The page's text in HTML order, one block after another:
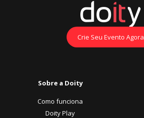
Crie Seu Evento Agora
Sobre a Doity
Como funciona
Doity Play